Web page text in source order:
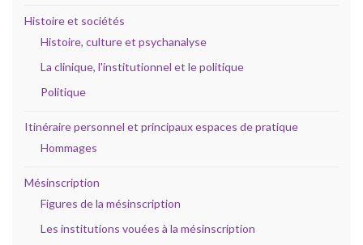
Histoire et sociétés
Histoire, culture et psychanalyse
La clinique, l'institutionnel et le politique
Politique
Itinéraire personnel et principaux espaces de pratique
Hommages
Mésinscription
Figures de la mésinscription
Les institutions vouées à la mésinscription